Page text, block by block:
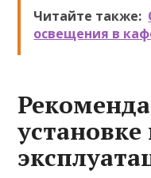
Читайте также:
освещения в
установке